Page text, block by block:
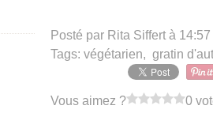
Posté par Rita Siffert à 14:57
Tags: végétarien, gratin
Vous aimez ? 0